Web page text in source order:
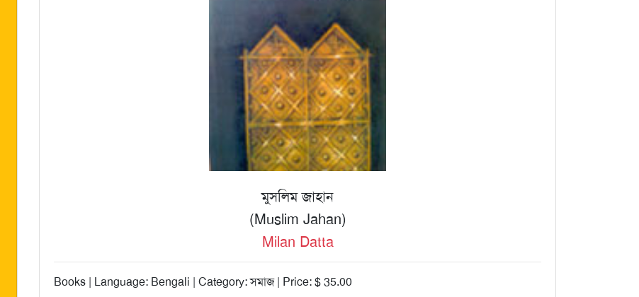
মুসলিম জাহান
(Muslim Jahan)
Milan Datta
Books | Language: Bengali | Category: সমাজ | Price: $ 35.00